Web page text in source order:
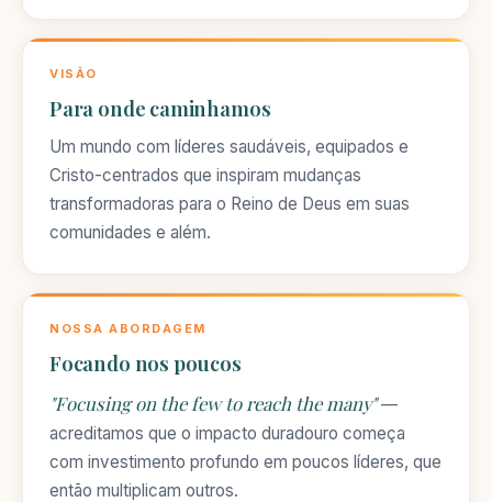
VISÃO
Para onde caminhamos
Um mundo com líderes saudáveis, equipados e
Cristo-centrados que inspiram mudanças
transformadoras para o Reino de Deus em suas
comunidades e além.
NOSSA ABORDAGEM
Focando nos poucos
"Focusing on the few to reach the many"—
acreditamos que o impacto duradouro começa
com investimento profundo em poucos líderes, que
então multiplicam outros.